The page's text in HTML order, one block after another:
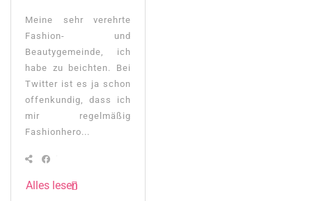
Meine sehr verehrte
Fashion- und
Beautygemeinde, ich
habe zu beichten. Bei
Twitter ist es ja schon
offenkundig, dass ich
mir regelmäßig
Fashionhero...
Alles lesen